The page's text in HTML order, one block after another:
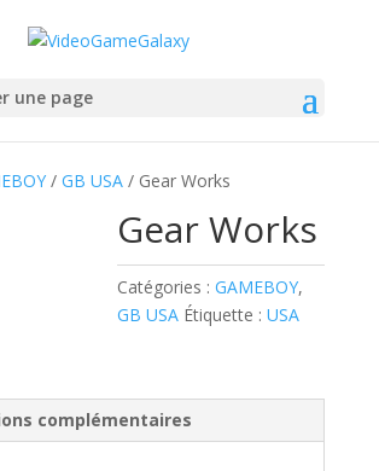
une page
/ GB USA/ Gear Works
Gear Works
Catégories :GAMEBOY,
GB USA Étiquette :USA
complémentaires